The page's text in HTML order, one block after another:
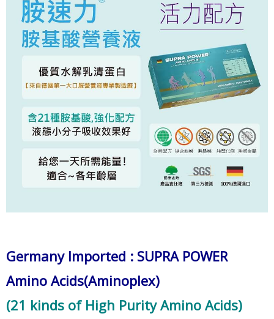
Germany Imported : SUPRA POWER
Amino Acids(Aminoplex)
(21 kinds of High Purity Amino Acids)